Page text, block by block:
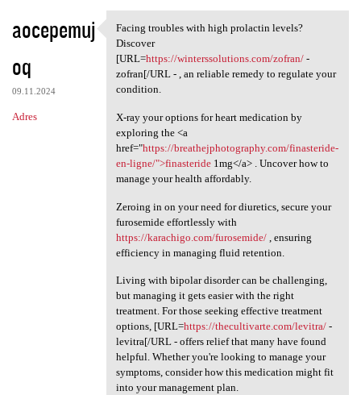
aocepemuj
oq
09.11.2024
Adres
Facing troubles with high
Facing troubles with high prolactin levels?
Discover
[URL=https://winterssolutions.com/zofran/-
zofran[/URL - , an reliable remedy to regulate your
condition.
X-ray your options for heart medication by
exploring the <a
href="https://breathejphotography.com/finasteride-
en-ligne/">finasteride1mg</a> . Uncover how to
manage your health affordably.
Zeroing in on your need for diuretics, secure your
furosemide effortlessly with
https://karachigo.com/furosemide/, ensuring
efficiency in managing fluid retention.
Living with bipolar disorder can be challenging,
but managing it gets easier with the right
treatment. For those seeking effective treatment
options, [URL=https://thecultivarte.com/levitra/-
levitra[/URL - offers relief that many have found
helpful. Whether you're looking to manage your
symptoms, consider how this medication might fit
into your management plan.